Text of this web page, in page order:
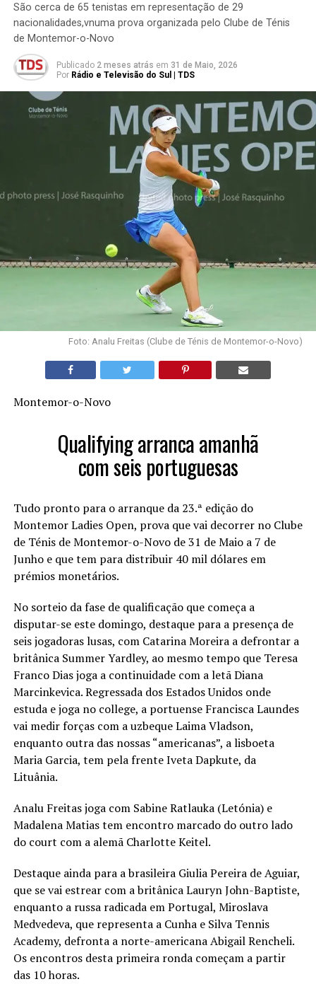
São cerca de 65 tenistas em representação de 29
nacionalidades,vnuma prova organizada pelo Clube de Ténis
de Montemor-o-Novo
Publicado 2 meses atrás em 31 de Maio, 2026
Por Rádio e Televisão do Sul | TDS
Foto: Analu Freitas (Clube de Ténis de Montemor-o-Novo)
Montemor-o-Novo
Qualifying arranca amanhã
com seis portuguesas
Tudo pronto para o arranque da 23.ª edição do
Montemor Ladies Open, prova que vai decorrer no Clube
de Ténis de Montemor-o-Novo de 31 de Maio a 7 de
Junho e que tem para distribuir 40 mil dólares em
prémios monetários.
No sorteio da fase de qualificação que começa a
disputar-se este domingo, destaque para a presença de
seis jogadoras lusas, com Catarina Moreira a defrontar a
britânica Summer Yardley, ao mesmo tempo que Teresa
Franco Dias joga a continuidade com a letã Diana
Marcinkevica. Regressada dos Estados Unidos onde
estuda e joga no college, a portuense Francisca Laundes
vai medir forças com a uzbeque Laima Vladson,
enquanto outra das nossas “americanas”, a lisboeta
Maria Garcia, tem pela frente Iveta Dapkute, da
Lituânia.
Analu Freitas joga com Sabine Ratlauka (Letónia) e
Madalena Matias tem encontro marcado do outro lado
do court com a alemã Charlotte Keitel.
Destaque ainda para a brasileira Giulia Pereira de Aguiar,
que se vai estrear com a britânica Lauryn John-Baptiste,
enquanto a russa radicada em Portugal, Miroslava
Medvedeva, que representa a Cunha e Silva Tennis
Academy, defronta a norte-americana Abigail Rencheli.
Os encontros desta primeira ronda começam a partir
das 10 horas.